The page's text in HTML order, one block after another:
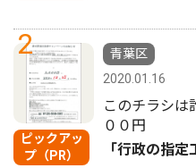
2
ピックアッ
プ（PR）
青葉区
2020.01.16
このチラシは
００円
「行政の指定